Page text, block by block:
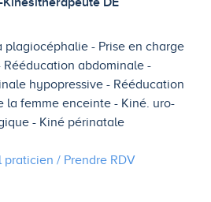
plagiocéphalie
Prise en charge
Rééducation abdominale
hypopressive
Rééducation
la femme enceinte
Kiné. uro-
Kiné périnatale
praticien / Prendre RDV